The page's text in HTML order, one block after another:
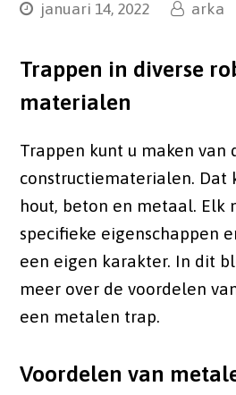
januari 14, 2022 arka
Trappen in diverse
materialen
Trappen kunt u maken van
constructiematerialen. Dat
hout, beton en metaal. Elk
specifieke eigenschappen
een eigen karakter. In dit
meer over de voordelen
een metalen trap.
Voordelen van